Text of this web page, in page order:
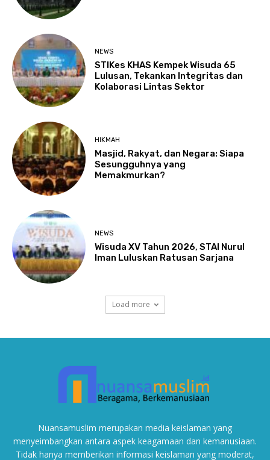
NEWS
STIKes KHAS Kempek Wisuda 65
Lulusan, Tekankan Integritas dan
Kolaborasi Lintas Sektor
HIKMAH
Masjid, Rakyat, dan Negara: Siapa
Sesungguhnya yang
Memakmurkan?
NEWS
Wisuda XV Tahun 2026, STAI Nurul
Iman Luluskan Ratusan Sarjana
Load more
Nuansamuslim merupakan media keislaman yang
menyeimbangkan antara aspek keagamaan dan kemanusiaan.
Tidak hanya memberikan informasi keislaman yang moderat,